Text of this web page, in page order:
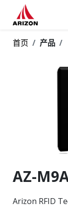
首页 产品
AZ-
Arizon RFID